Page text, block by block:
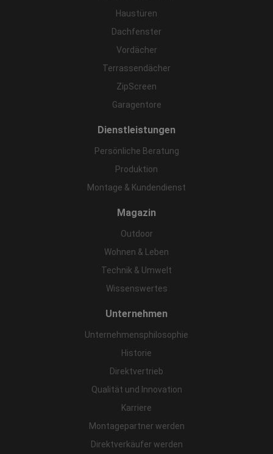
Haustüren
Dachfenster
Vordächer
Terrassendächer
ZipScreen
Garagentore
Dienstleistungen
Persönliche Beratung
Produktion
Montage & Kundendienst
Magazin
Outdoor
Wohnen & Leben
Technik & Umwelt
Wissenswertes
Unternehmen
Unternehmensphilosophie
Historie
Direktvertrieb
Qualität und Innovation
Karriere
Montagepartner werden
Direktverkäufer werden